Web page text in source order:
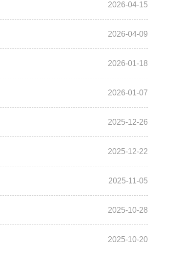
2026-04-15
2026-04-09
2026-01-18
2026-01-07
2025-12-26
2025-12-22
2025-11-05
2025-10-28
2025-10-20